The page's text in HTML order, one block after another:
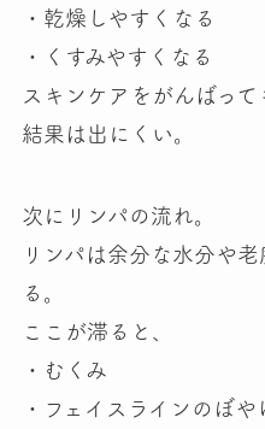
・乾燥しやすくなる
・くすみやすくなる
スキンケアをがんばっ
結果は出にくい。
次にリンパの流れ。
リンパは余分な水分や
る。
ここが滞ると、
・むくみ
・フェイスラインのぼや